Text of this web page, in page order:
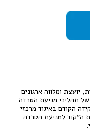
יועצת ומלווה ארגונים
של תהליכי מניעת הטרדה
הקודם באיגוד מרכזי
ה"קוד למניעת הטרדה